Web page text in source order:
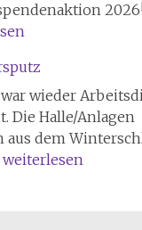
war wieder
Die Halle/Anlagen
aus dem
Frühjahrsputz
weiterlesen